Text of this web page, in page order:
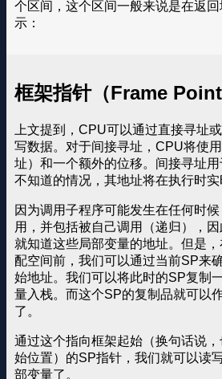
个区间，这个区间一般来说是在返
示：
框架指针（Frame
上文提到，CPU可以通过直接寻址
写数据。对于间接寻址，CPU将使
址）和一个额外的位移。间接寻址
不知道的情况，其地址将在执行时实
因为调用子程序可能发生在任何时
用，并包括被自己调用（递归），
就知道这些局部变量的地址。但是
配空间前，我们可以通过当前SP来
始地址。我们可以将此时的SP复制
量入栈。而这个SP的复制品就可以
了。
通过这个指向框架起始（换句话说
始位置）的SP指针，我们就可以读
部变量了。